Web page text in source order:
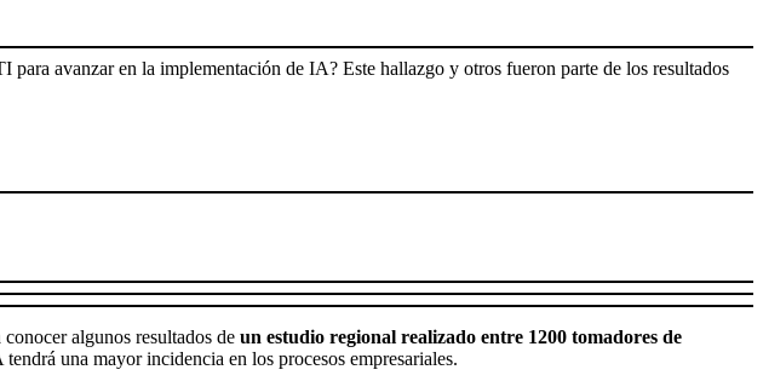
avanzar en la implementación de IA? Este hallazgo y otros fueron parte de los resultados
algunos resultados de un estudio regional realizado entre 1200 tomadores de
una mayor incidencia en los procesos empresariales.